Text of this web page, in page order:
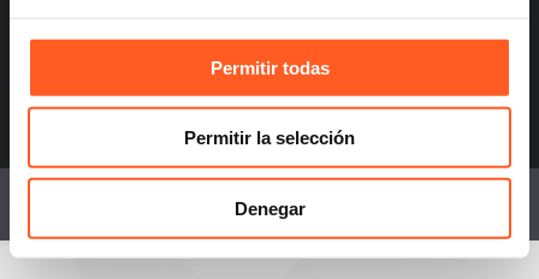
Permitir todas
Permitir la selección
Denegar
infoespana@arochilindner.com
+34 96 513 5918